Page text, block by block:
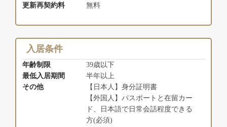
更新再契約料
無料
入居条件
年齢制限
39歳以下
最低入居期間
半年以上
その他
【日本人】身分証明書
【外国人】パスポートと在留カー
ド、日本語で日常会話程度できる
方(必須)